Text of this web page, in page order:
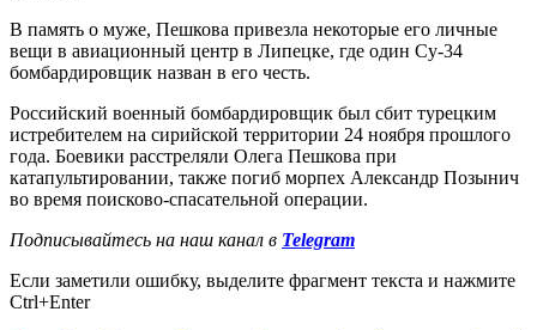
В память о муже, Пешкова привезла некоторые его личные
вещи в авиационный центр в Липецке, где один Су-34
бомбардировщик назван в его честь.
Российский военный бомбардировщик был сбит турецким
истребителем на сирийской территории 24 ноября прошлого
года. Боевики расстреляли Олега Пешкова при
катапультировании, также погиб морпех Александр Позынич
во время поисково-спасательной операции.
Подписывайтесь на наш канал в Telegram
Если заметили ошибку, выделите фрагмент текста и нажмите
Ctrl+Enter